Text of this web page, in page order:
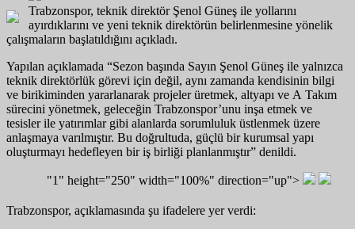
Trabzonspor, teknik direktör Şenol Güneş ile yollarını
ayırdıklarını ve yeni teknik direktörün belirlenmesine yönelik
çalışmaların başlatıldığını açıkladı.
Yapılan açıklamada “Sezon başında Sayın Şenol Güneş ile yalnızca
teknik direktörlük görevi için değil, aynı zamanda kendisinin bilgi
ve birikiminden yararlanarak projeler üretmek, altyapı ve A Takım
sürecini yönetmek, geleceğin Trabzonspor’unu inşa etmek ve
tesisler ile yatırımlar gibi alanlarda sorumluluk üstlenmek üzere
anlaşmaya varılmıştır. Bu doğrultuda, güçlü bir kurumsal yapı
oluşturmayı hedefleyen bir iş birliği planlanmıştır” denildi.
"1" height="250" width="100%" direction="up">
Trabzonspor, açıklamasında şu ifadelere yer verdi: